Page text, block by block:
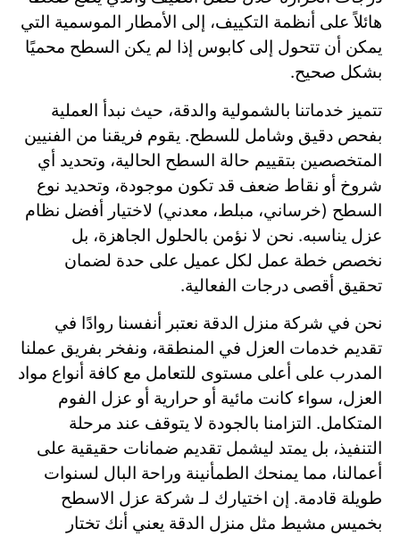
هائلاً على أنظمة التكييف، إلى الأمطار الموسمية التي
يمكن أن تتحول إلى كابوس إذا لم يكن السطح محميًا
بشكل صحيح.
تتميز خدماتنا بالشمولية والدقة، حيث نبدأ العملية
بفحص دقيق وشامل للسطح. يقوم فريقنا من الفنيين
المتخصصين بتقييم حالة السطح الحالية، وتحديد أي
شروخ أو نقاط ضعف قد تكون موجودة، وتحديد نوع
السطح (خرساني، مبلط، معدني) لاختيار أفضل نظام
عزل يناسبه. نحن لا نؤمن بالحلول الجاهزة، بل
نخصص خطة عمل لكل عميل على حدة لضمان
تحقيق أقصى درجات الفعالية.
نحن في شركة منزل الدقة نعتبر أنفسنا روادًا في
تقديم خدمات العزل في المنطقة، ونفخر بفريق عملنا
المدرب على أعلى مستوى للتعامل مع كافة أنواع مواد
العزل، سواء كانت مائية أو حرارية أو عزل الفوم
المتكامل. التزامنا بالجودة لا يتوقف عند مرحلة
التنفيذ، بل يمتد ليشمل تقديم ضمانات حقيقية على
أعمالنا، مما يمنحك الطمأنينة وراحة البال لسنوات
طويلة قادمة. إن اختيارك لـ شركة عزل الاسطح
بخميس مشيط مثل منزل الدقة يعني أنك تختار